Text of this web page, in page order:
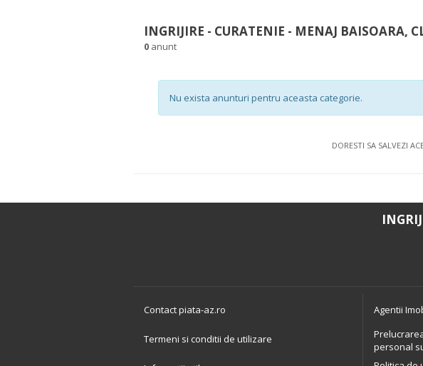
INGRIJIRE - CURATENIE - MENAJ BAISOARA,
0 anunt
Nu exista anunturi pentru aceasta categorie.
DORESTI SA SALVEZI
Contact piata-az.ro
Termeni si conditii de utilizare
Agentii
personal